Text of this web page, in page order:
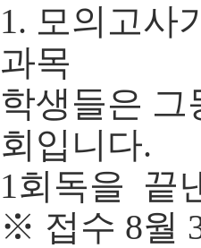
1. 모의고사
과목
학생들은 그
회입니다.
1회독을 끝
※ 접수 8월